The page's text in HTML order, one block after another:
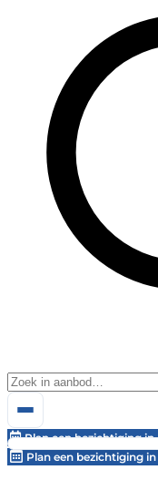
Plan een bezichtiging in
Plan een bezichtiging in